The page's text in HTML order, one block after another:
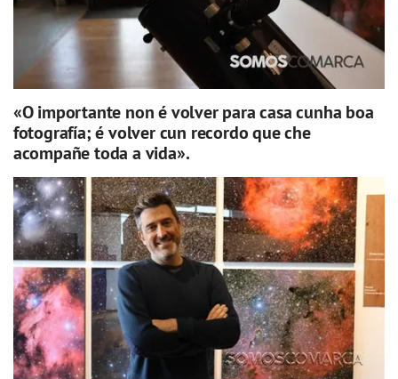
«O importante non é volver para casa cunha boa
fotografía; é volver cun recordo que che
acompañe toda a vida».